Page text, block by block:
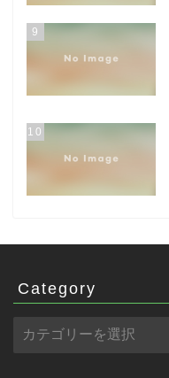
9
10
Category